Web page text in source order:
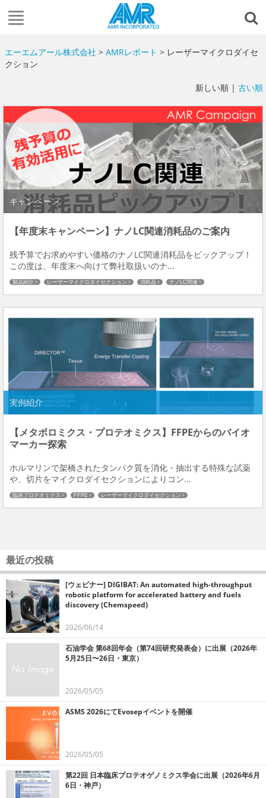
エーエムアール株式会社 > AMRレポート > レーザーマイクロダイセ
クション
新しい順 | 古い順
キャンペーン
【年度末キャンペーン】ナノLC関連消耗品のご案内
残予算でお求めやすい価格のナノLC関連消耗品をピックアップ！
この度は、年度末へ向けて弊社取扱いのナ...
製品紹介 レーザーマイクロダイセクション 消耗品 ナノLC関連
実例紹介
【メタボロミクス・プロテオミクス】FFPEからのバイオ
マーカー探索
ホルマリンで架橋されたタンパク質を消化・抽出する特殊な試薬
や、切片をマイクロダイセクションによりコン...
臨床プロテオミクス FFPE レーザーマイクロダイセクション
最近の投稿
[ウェビナー] DIGIBAT: An automated high-throughput
robotic platform for accelerated battery and fuels
discovery (Chemspeed)
2026/06/14
石油学会 第68回年会（第74回研究発表会）に出展（2026年
5月25日〜26日・東京）
2026/05/05
ASMS 2026にてEvosepイベントを開催
2026/05/05
第22回 日本臨床プロテオゲノミクス学会に出展（2026年6月
6日・神戸）